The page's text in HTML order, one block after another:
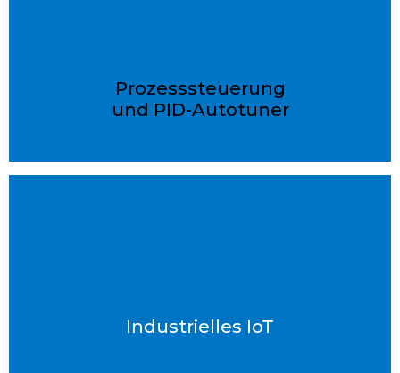
Prozesssteuerung
und PID-Autotuner
Industrielles IoT